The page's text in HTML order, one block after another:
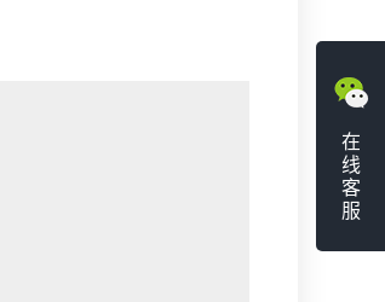
在
线
客
服